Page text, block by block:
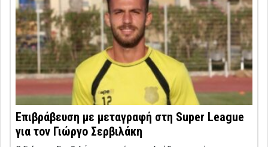
Επιβράβευση με μεταγραφή στη Super League
για τον Γιώργο Σερβιλάκη